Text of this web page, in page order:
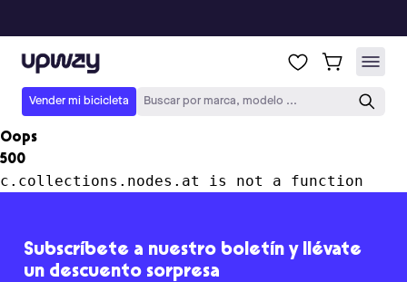
Upway
Vender mi bicicleta Buscar por marca, modelo ...
Oops
500
c.collections.nodes.at is not a function
Subscríbete a nuestro boletín y llévate
un descuento sorpresa